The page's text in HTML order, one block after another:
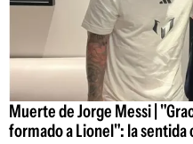
Muerte de Jorge Messi |
formado a Lionel": la sentida